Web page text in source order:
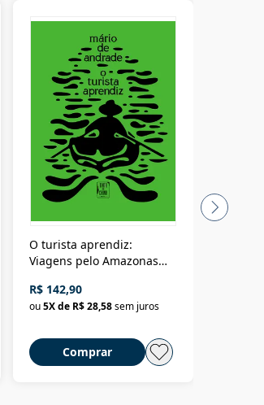
O turista aprendiz:
Viagens pelo Amazonas
até a Bolívia e por Marajó
até dizer chega
R$ 142,90
ou5X de R$ 28,58sem juros
Comprar